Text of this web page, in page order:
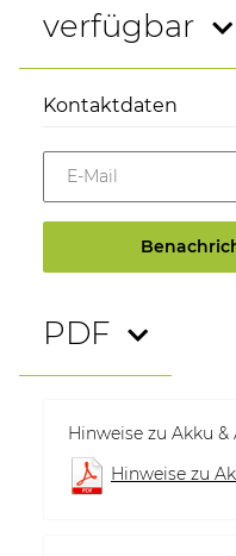
verfügbar
Kontaktdaten
E-Mail
PDF
Hinweise zu Akku &
Hinweise zu